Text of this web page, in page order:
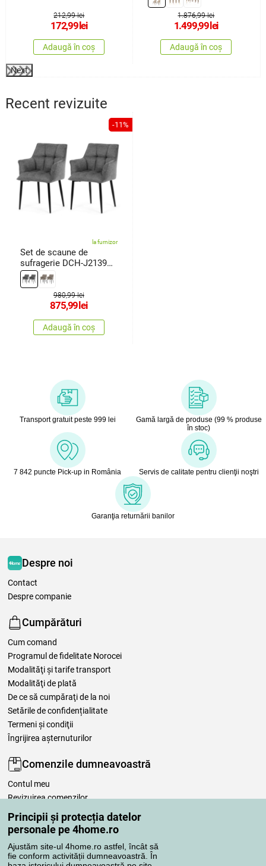
Principii și protecția datelor
personale pe 4home.ro
Ajustăm site-ul 4home.ro astfel, încât să
fie conform activității dumneavoastră. În
212,99 lei
172,99lei
Adaugă în coș
1.876,99 lei
1.499,99lei
Adaugă în coș
Next
Recent revizuite
-11%
la furnizor
Set de scaune de
sufragerie DCH-J2139
GREY2, 2buc.
980,99 lei
875,99 lei
Adaugă în coș
Transport gratuit peste 999 lei
Gamă largă de produse (99 % produse
în stoc)
7 842 puncte Pick-up in România Servis de calitate pentru clienţii noştri
Garanţia returnării banilor
Despre noi
Contact
Despre companie
Cumpărături
Cum comand
Programul de fidelitate Norocei
Modalităţi şi tarife transport
Modalităţi de plată
De ce să cumpăraţi de la noi
Setările de confidențialitate
Termeni şi condiţii
Îngrijirea așternuturilor
Comenzile dumneavoastră
Contul meu
Revizuirea comenzilor
Reclamaţii
Retragere de la contract
Regulile de procesare a recenziilor